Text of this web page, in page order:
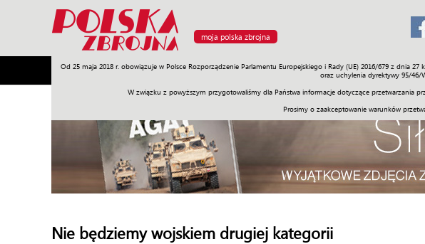
moja polska zbrojna
Od 25 maja 2018 r. obowiązuje w Polsce Rozporządzenie Parlamentu Europejskiego i Rady (UE) 2016/679 z dnia
oraz uchylenia dyrektywy 95/46/
W związku z powyższym przygotowaliśmy dla Państwa informacje dotyczące przetwarzania
Prosimy o zaakceptowanie warunków
Armia Poligon Sprzęt Misje Polityka Prawo Świat Społeczność
Nie będziemy wojskiem drugiej kategorii